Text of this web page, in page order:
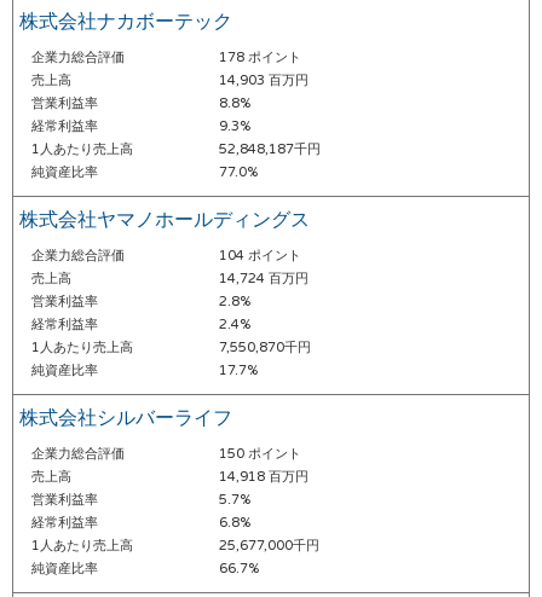
株式会社ナカボーテック
企業力総合評価
178 ポイント
売上高
14,903 百万円
営業利益率
8.8%
経常利益率
9.3%
1人あたり売上高
52,848,187千円
純資産比率
77.0%
株式会社ヤマノホールディングス
企業力総合評価
104 ポイント
売上高
14,724 百万円
営業利益率
2.8%
経常利益率
2.4%
1人あたり売上高
7,550,870千円
純資産比率
17.7%
株式会社シルバーライフ
企業力総合評価
150 ポイント
売上高
14,918 百万円
営業利益率
5.7%
経常利益率
6.8%
1人あたり売上高
25,677,000千円
純資産比率
66.7%